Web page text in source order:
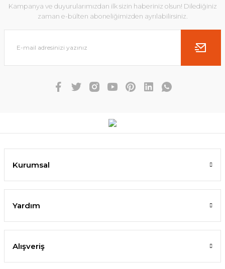
Kampanya ve duyurularımızdan ilk sizin haberiniz olsun! Dilediğiniz
zaman e-bülten aboneliğimizden ayrılabilirsiniz.
Kurumsal
Yardım
Alışveriş